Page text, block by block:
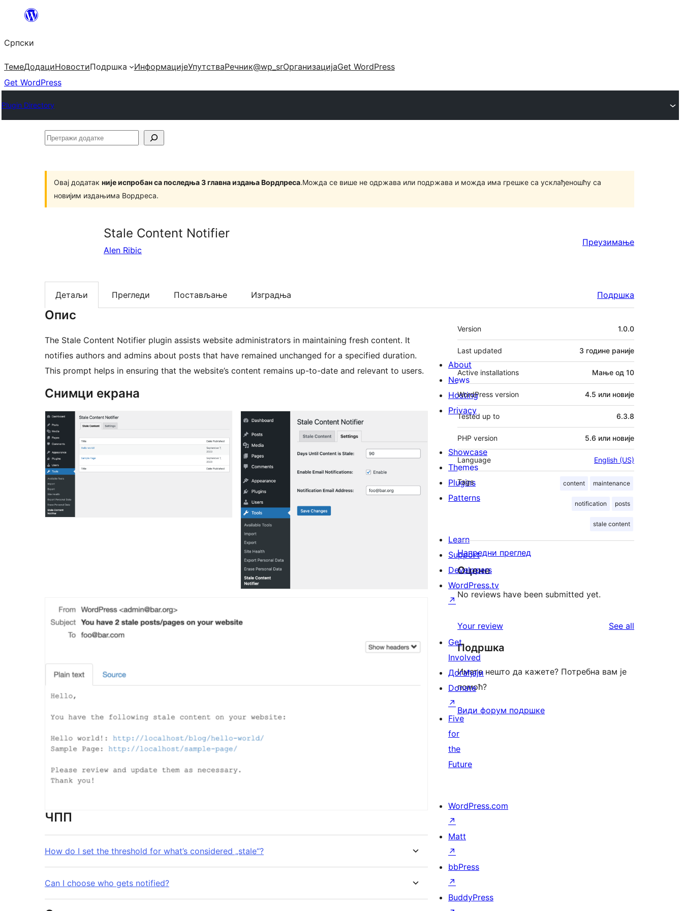
Скочи
садржај
Српски
ТемеДодациНовостиПодршка ИнформацијеУпутстваРечник@wp_srОрганизацијаGet WordPress
Get WordPress
Plugin Directory
Претражи
Овај додатак није испробан са последња 3 главна издања Вордпреса.Можда се више не одржава или подржава и можда има грешке са усклађеношћу са
новијим издањима Вордреса.
Stale Content Notifier
Alen Ribic
Преузимање
Детаљи Прегледи Постављање Изградња Подршка
Опис
The Stale Content Notifier plugin assists website administrators in maintaining fresh content. It
notifies authors and admins about posts that have remained unchanged for a specified duration.
This prompt helps in ensuring that the website’s content remains up-to-date and relevant to users.
Снимци екрана
ЧПП
How do I set the threshold for what’s considered „stale“?
Can I choose who gets notified?
Мета
Version 1.0.0
Last updated 3 године раније
Active installations Мање од 10
WordPress version 4.5 или новије
Tested up to 6.3.8
PHP version 5.6 или новије
Language English (US)
Tags content maintenance
notification posts
stale content
Напредни преглед
Оцене
No reviews have been submitted yet.
Your review See all
Подршка
Имате нешто да кажете? Потребна вам је
помоћ?
Види форум подршке
About
News
Hosting
Privacy
Showcase
Themes
Plugins
Patterns
Learn
Support
Developers
WordPress.tv
↗
Get
Involved
Догађаји
Donate
↗
Five
for
the
Future
WordPress.com
↗
Matt
↗
bbPress
↗
BuddyPress